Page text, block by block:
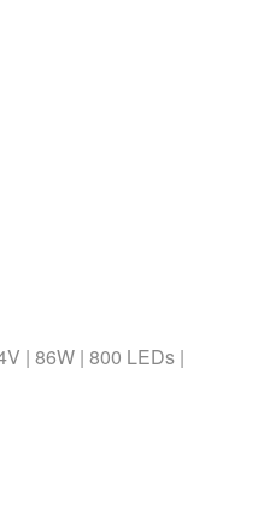
| 86W | 800 LEDs |